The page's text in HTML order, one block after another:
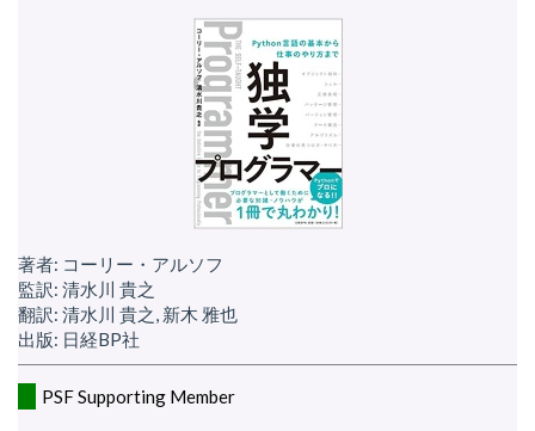
著者: コーリー・アルソフ
監訳: 清水川 貴之
翻訳: 清水川 貴之, 新木 雅也
出版: 日経BP社
PSF Supporting Member